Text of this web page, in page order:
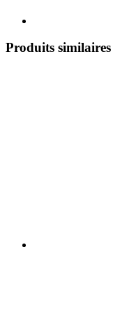
Produits similaires